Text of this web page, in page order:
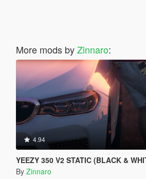
More mods byZinnaro:
4.94
YEEZY 350 V2 STATIC (BLACK &
By Zinnaro